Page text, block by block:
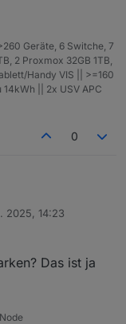
Geräte, 6 Switche, 7
2 Proxmox 32GB 1TB,
Handy VIS || >=160
|| 2x USV APC
0
Stunde noch eine
2025, 14:23
Das ist ja